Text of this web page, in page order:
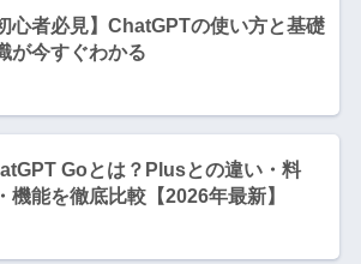
心者必見】ChatGPTの使い方と基礎
が今すぐわかる
Goとは？Plusとの違い・料
機能を徹底比較【2026年最新】